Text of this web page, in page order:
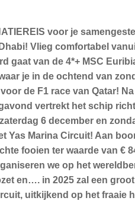
voor je
Vlieg comfortabel
gaat van de 4*+ MSC
je in de ochtend van
de F1 race van Qatar!
vertrekt het schip
6 december en
Yas Marina Circuit! Aan
fooien ter waarde van €
we op het
en…. in 2025 zal een
uitkijkend op het fraaie